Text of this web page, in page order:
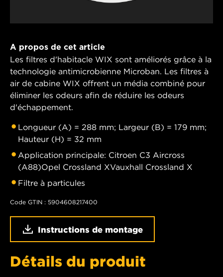
A propos de cet article
Les filtres d'habitacle WIX sont améliorés grâce à la
technologie antimicrobienne Microban. Les filtres à
air de cabine WIX offrent un média combiné pour
éliminer les odeurs afin de réduire les odeurs
d'échappement.
Longueur (A) = 288 mm; Largeur (B) = 179 mm;
Hauteur (H) = 32 mm
Application principale: Citroen C3 Aircross
(A88)Opel Crossland XVauxhall Crossland X
Filtre à particules
Code GTIN : 5904608217400
Instructions de montage
Détails du produit